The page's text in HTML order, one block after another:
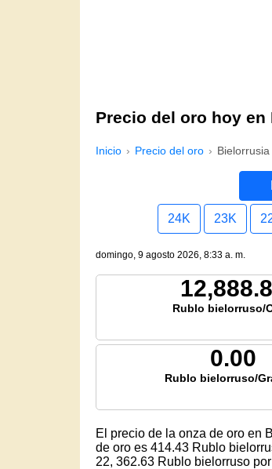
Precio del oro hoy
Inicio Precio del oro Bielorrusia
24K 23K
domingo, 9 agosto 2026, 8:33 a. m.
Rublo bielorruso/
0.00
Rublo bielorruso/
El precio de la onza de oro en
de oro es 414.43 Rublo
22, 362.63 Rublo bielorruso